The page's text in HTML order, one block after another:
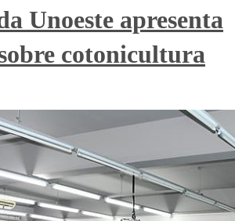
Unoeste apresenta
cotonicultura